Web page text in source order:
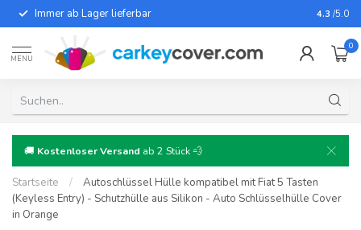
Immer ab Lager lieferbar Für fast
4.3 /5.0
MENU
0
🚚 Kostenloser Versand ab 2 Stück 💨
Startseite /
Autoschlüssel Hülle kompatibel mit Fiat 5 Tasten
(Keyless Entry) - Schutzhülle aus Silikon - Auto Schlüsselhülle Cover
in Orange